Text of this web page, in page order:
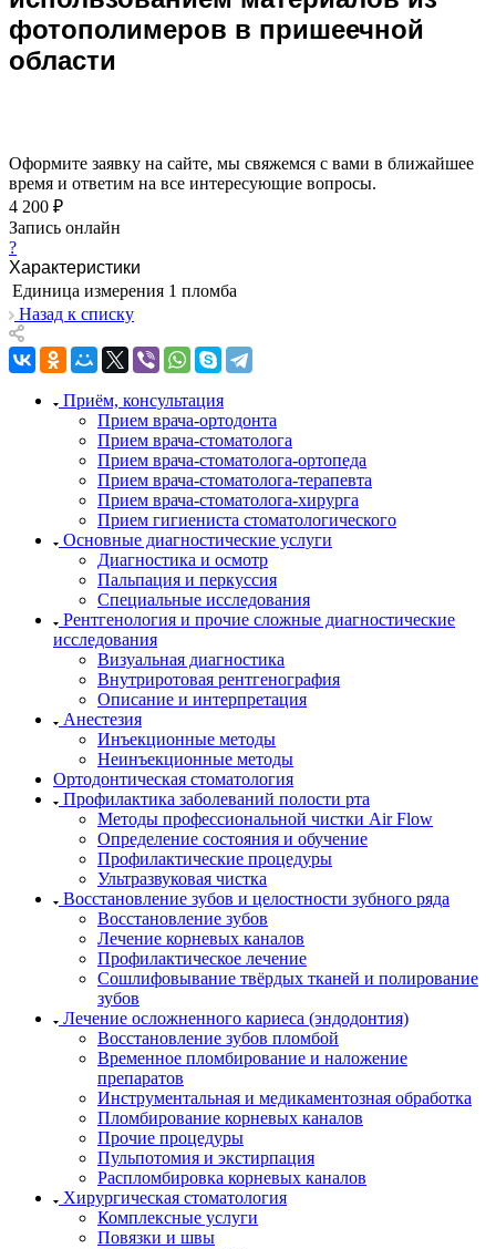
фотополимеров в пришеечной
области
Оформите заявку на сайте, мы свяжемся с вами в ближайшее
время и ответим на все интересующие вопросы.
4 200 ₽
Запись онлайн
?
Характеристики
Единица измерения 1 пломба
Назад к списку
Приём, консультация
Прием врача-ортодонта
Прием врача-стоматолога
Прием врача-стоматолога-ортопеда
Прием врача-стоматолога-терапевта
Прием врача-стоматолога-хирурга
Прием гигиениста стоматологического
Основные диагностические услуги
Диагностика и осмотр
Пальпация и перкуссия
Специальные исследования
Рентгенология и прочие сложные диагностические
исследования
Визуальная диагностика
Внутриротовая рентгенография
Описание и интерпретация
Анестезия
Инъекционные методы
Неинъекционные методы
Ортодонтическая стоматология
Профилактика заболеваний полости рта
Методы профессиональной чистки Air Flow
Определение состояния и обучение
Профилактические процедуры
Ультразвуковая чистка
Восстановление зубов и целостности зубного ряда
Восстановление зубов
Лечение корневых каналов
Профилактическое лечение
Сошлифовывание твёрдых тканей и полирование
зубов
Лечение осложненного кариеса (эндодонтия)
Восстановление зубов пломбой
Временное пломбирование и наложение
препаратов
Инструментальная и медикаментозная обработка
Пломбирование корневых каналов
Прочие процедуры
Пульпотомия и экстирпация
Распломбировка корневых каналов
Хирургическая стоматология
Комплексные услуги
Повязки и швы